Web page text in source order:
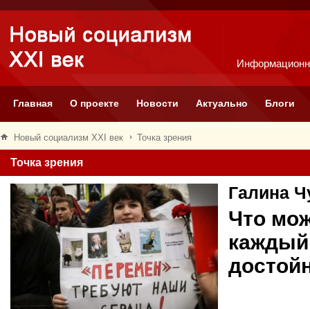
Главная О проекте Новости Актуально Блоги
Новый социализм XXI век Точка зрения
Точка зрения
Что